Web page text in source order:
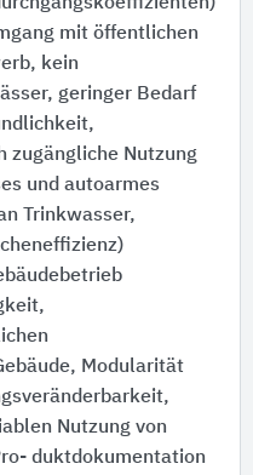
mit öffentlichen
kein
geringer Bedarf
zugängliche Nutzung
und autoarmes
Trinkwasser,
Modularität
Nutzung von
duktdokumentation